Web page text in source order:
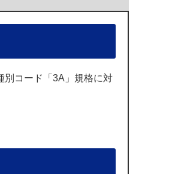
別コード「3A」規格に対